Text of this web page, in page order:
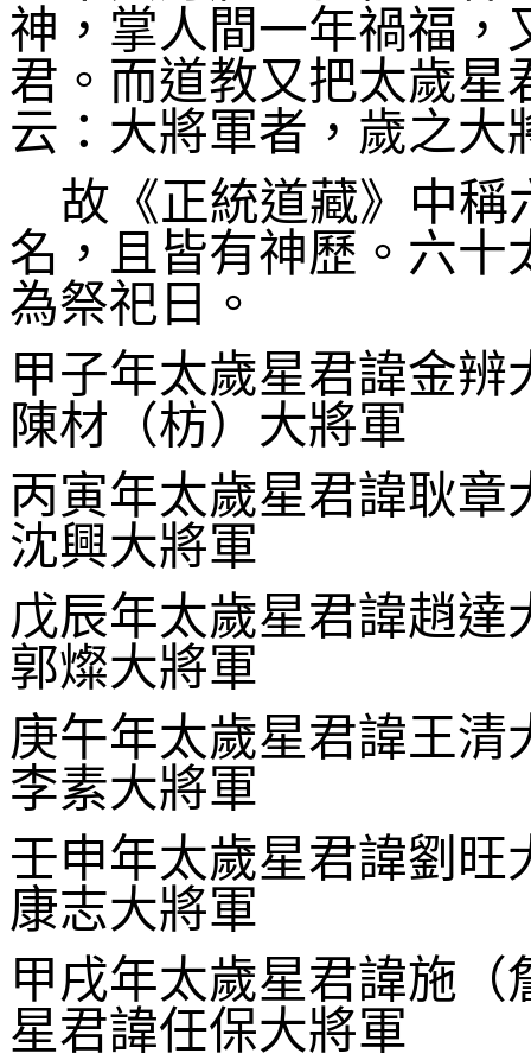
神，掌人間一年禍福，
君。而道教又把太歲星
云：大將軍者，歲之大
故《正統道藏》中稱
名，且皆有神歷。六十
為祭祀日。
甲子年太歲星君諱金
陳材（枋）大將軍
丙寅年太歲星君諱耿
沈興大將軍
戊辰年太歲星君諱趙
郭燦大將軍
庚午年太歲星君諱王
李素大將軍
壬申年太歲星君諱劉
康志大將軍
甲戌年太歲星君諱施
星君諱任保大將軍